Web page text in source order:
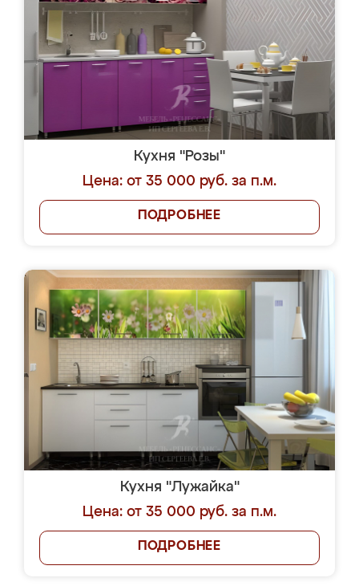
Кухня "Розы"
Цена: от 35 000 руб. за п.м.
ПОДРОБНЕЕ
Кухня "Лужайка"
Цена: от 35 000 руб. за п.м.
ПОДРОБНЕЕ